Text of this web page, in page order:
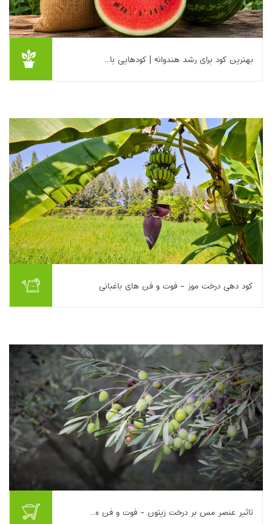
بهترین کود برای رشد هندوانه در هر مرحله از رشد این میوه متفاوت
بیشتر بخوانیم ...
بهترین کود برای رشد هندوانه | کودهایی با...
این مقاله به بررسی اصول و راهکارهای کوددهی درخت موز با رویکردی
بیشتر بخوانیم ...
کود دهی درخت موز - فوت و فن های باغبانی
تاثیر عنصر مس بر درخت زیتون - فوت و فن ه...